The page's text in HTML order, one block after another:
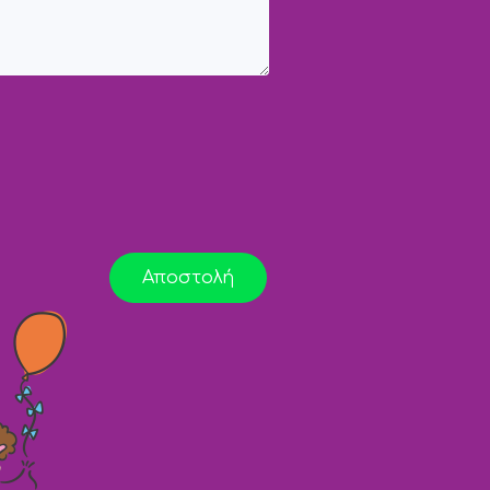
Αποστολή